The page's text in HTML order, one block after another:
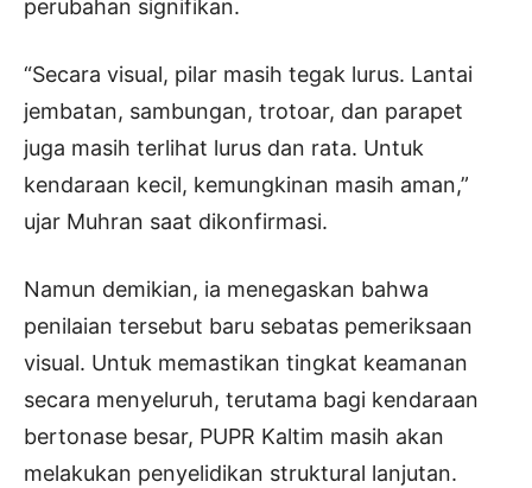
perubahan signifikan.
“Secara visual, pilar masih tegak lurus. Lantai
jembatan, sambungan, trotoar, dan parapet
juga masih terlihat lurus dan rata. Untuk
kendaraan kecil, kemungkinan masih aman,”
ujar Muhran saat dikonfirmasi.
Namun demikian, ia menegaskan bahwa
penilaian tersebut baru sebatas pemeriksaan
visual. Untuk memastikan tingkat keamanan
secara menyeluruh, terutama bagi kendaraan
bertonase besar, PUPR Kaltim masih akan
melakukan penyelidikan struktural lanjutan.